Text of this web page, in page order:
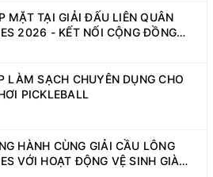
MẶT TẠI GIẢI ĐẤU LIÊN QUÂN
2026 - KẾT NỐI CỘNG ĐỒNG
LÀM SẠCH CHUYÊN DỤNG CHO
PICKLEBALL
HÀNH CÙNG GIẢI CẦU LÔNG
VỚI HOẠT ĐỘNG VỆ SINH GIÀY